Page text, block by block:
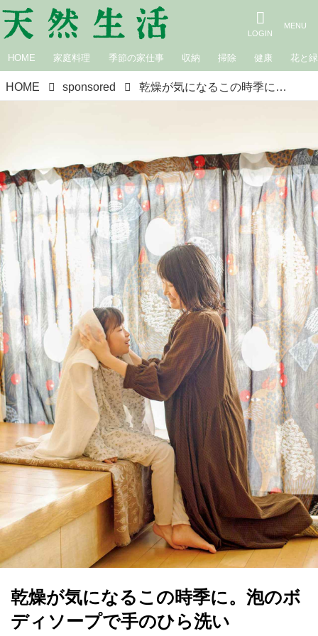
HOME 家庭料理 季節の家仕事 収納 掃除 健康 花と緑
HOME sponsored 乾燥が気になるこの時季に。泡のボディソープで手のひら洗い
乾燥が気になるこの時季に。泡のボ
ディソープで手のひら洗い